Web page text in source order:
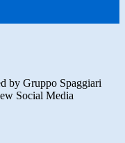
by Gruppo Spaggiari
Social Media